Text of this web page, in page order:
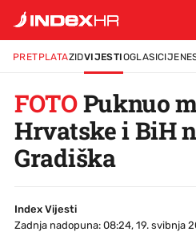
PRETPLATAZIDVIJESTIOGLASICIJENE
FOTOPuknuo
Hrvatske i BiH
Gradiška
Index Vijesti
Zadnja nadopuna: 08:24, 19. svibnja